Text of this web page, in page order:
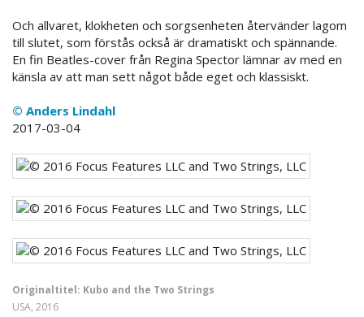
Och allvaret, klokheten och sorgsenheten återvänder lagom
till slutet, som förstås också är dramatiskt och spännande.
En fin Beatles-cover från Regina Spector lämnar av med en
känsla av att man sett något både eget och klassiskt.
© Anders Lindahl
2017-03-04
Originaltitel: Kubo and the Two Strings
USA, 2016